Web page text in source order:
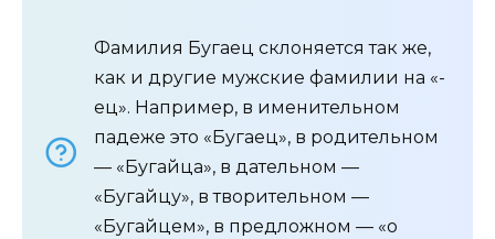
Фамилия Бугаец склоняется так же,
как и другие мужские фамилии на «-
ец». Например, в именительном
падеже это «Бугаец», в родительном
— «Бугайца», в дательном —
«Бугайцу», в творительном —
«Бугайцем», в предложном — «о